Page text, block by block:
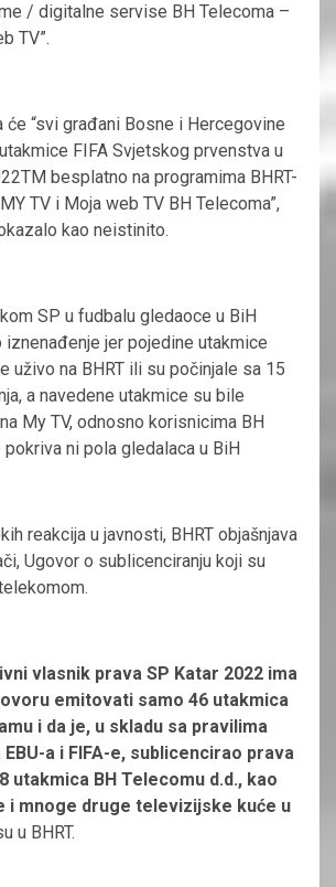
/ digitalne servise BH Telecoma –
TV”.
će “svi građani Bosne i Hercegovine
FIFA Svjetskog prvenstva u
besplatno na programima BHRT-
TV i Moja web TV BH Telecoma”,
kao neistinito.
SP u fudbalu gledaoce u BiH
jer pojedine utakmice
uživo na BHRT ili su počinjale sa 15
a navedene utakmice su bile
My TV, odnosno korisnicima BH
ni pola gledalaca u BiH
reakcija u javnosti, BHRT objašnjava
Ugovor o sublicenciranju koji su
vlasnik prava SP Katar 2022 ima
emitovati samo 46 utakmica
i da je, u skladu sa pravilima
a i FIFA-e, sublicencirao prava
utakmica BH Telecomu d.d., kao
i mnoge druge televizijske kuće u
u BHRT.